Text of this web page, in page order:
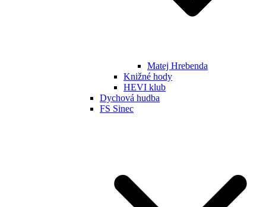
Matej Hrebenda
Knižné hody
HEVI klub
Dychová hudba
FS Sinec